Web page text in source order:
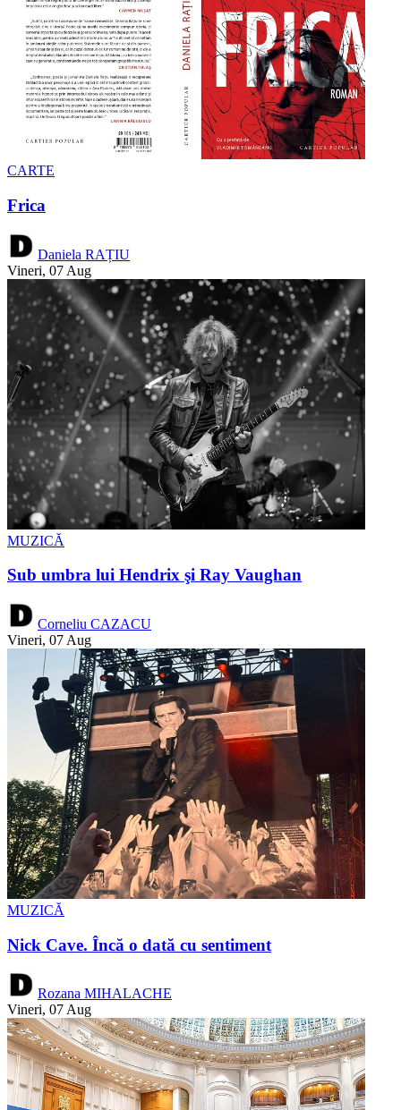
CARTE
Frica
Daniela RAȚIU
Vineri, 07 Aug
MUZICĂ
Sub umbra lui Hendrix şi Ray Vaughan
Corneliu CAZACU
Vineri, 07 Aug
MUZICĂ
Nick Cave. Încă o dată cu sentiment
Rozana MIHALACHE
Vineri, 07 Aug